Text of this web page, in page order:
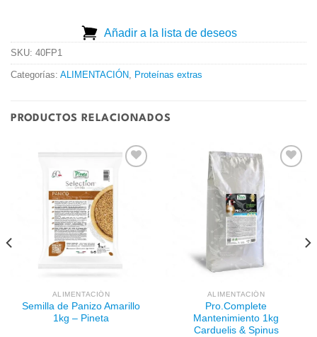
Añadir a la lista de deseos
SKU: 40FP1
Categorías: ALIMENTACIÓN Proteínas extras
PRODUCTOS RELACIONADOS
ALIMENTACIÓN
Semilla de Panizo Amarillo
1kg – Pineta
ALIMENTACIÓN
Pro.Complete
Mantenimiento 1kg
Carduelis & Spinus